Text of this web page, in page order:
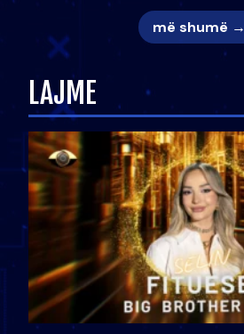
më shumë →
LAJME